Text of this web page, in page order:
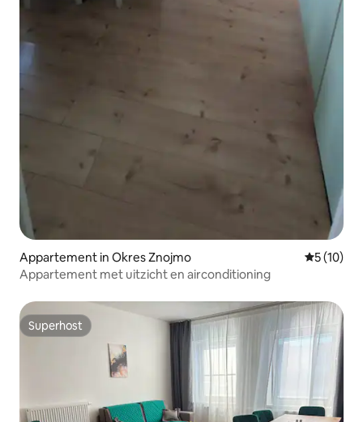
Appartement in Okres Znojmo
5 (10)
Appartement met uitzicht en airconditioning
Superhost
Superhost